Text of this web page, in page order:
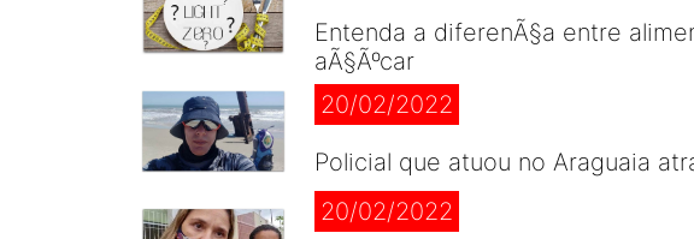
Entenda a diferenÃ§a entre
aÃ§Ãºcar
20/02/2022
Policial que atuou no Araguaia
20/02/2022